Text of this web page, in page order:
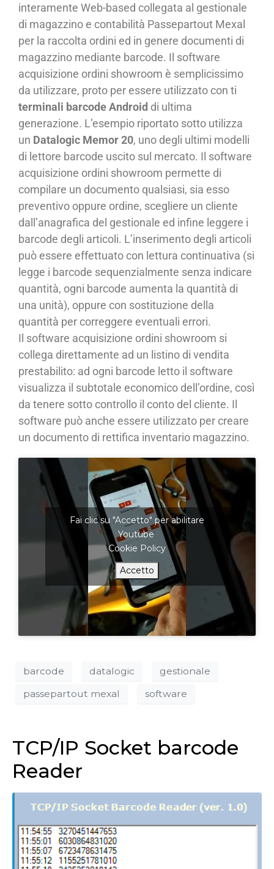
interamente Web-based collegata al gestionale
di magazzino e contabilità Passepartout Mexal
per la raccolta ordini ed in genere documenti di
magazzino mediante barcode. Il software
acquisizione ordini showroom è semplicissimo
da utilizzare, proto per essere utilizzato con ti
terminali barcode Android di ultima
generazione. L’esempio riportato sotto utilizza
un Datalogic Memor 20, uno degli ultimi modelli
di lettore barcode uscito sul mercato. Il software
acquisizione ordini showroom permette di
compilare un documento qualsiasi, sia esso
preventivo oppure ordine, scegliere un cliente
dall’anagrafica del gestionale ed infine leggere i
barcode degli articoli. L’inserimento degli articoli
può essere effettuato con lettura continuativa (si
legge i barcode sequenzialmente senza indicare
quantità, ogni barcode aumenta la quantità di
una unità), oppure con sostituzione della
quantità per correggere eventuali errori.
Il software acquisizione ordini showroom si
collega direttamente ad un listino di vendita
prestabilito: ad ogni barcode letto il software
visualizza il subtotale economico dell’ordine, così
da tenere sotto controllo il conto del cliente. Il
software può anche essere utilizzato per creare
un documento di rettifica inventario magazzino.
Fai clic su "Accetto" per abilitare
Youtube
Cookie Policy
Accetto
barcode datalogic
gestionale
passepartout mexal
software
TCP/IP Socket barcode
Reader